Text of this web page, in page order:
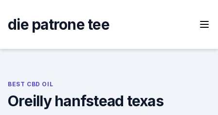
content
die patrone tee
BEST CBD OIL
Oreilly hanfstead texas